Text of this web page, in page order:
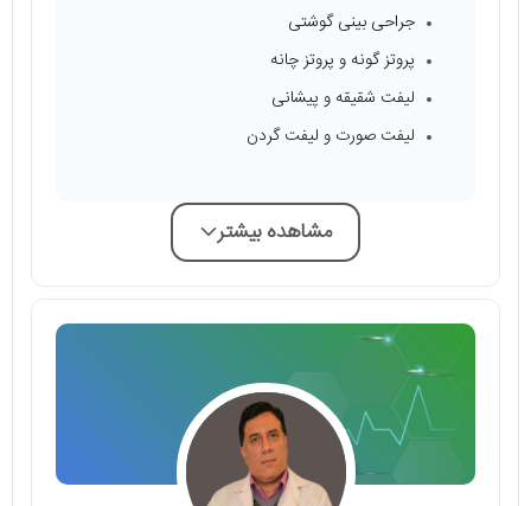
جراحی بینی گوشتی
پروتز گونه و پروتز چانه
لیفت شقیقه و پیشانی
لیفت صورت و لیفت گردن
مشاهده بیشتر